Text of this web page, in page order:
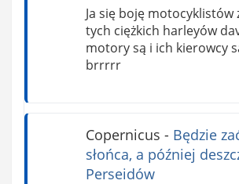
Ja się boję motocyklistów
tych ciężkich harleyów
motory są i ich kierowcy
brrrrr
Copernicus - Będzie
słońca, a później
Perseidów